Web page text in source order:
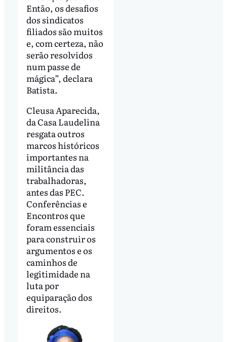
Então, os desafios
dos sindicatos
filiados são muitos
e, com certeza, não
serão resolvidos
num passe de
mágica”, declara
Batista.
Cleusa Aparecida,
da Casa Laudelina
resgata outros
marcos históricos
importantes na
militância das
trabalhadoras,
antes das PEC.
Conferências e
Encontros que
foram essenciais
para construir os
argumentos e os
caminhos de
legitimidade na
luta por
equiparação dos
direitos.